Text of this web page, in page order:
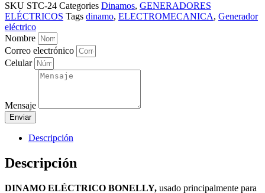
SKU STC-24 Categories Dinamos, GENERADORES
ELÉCTRICOS Tags dinamo, ELECTROMECANICA, Generador
eléctrico
Nombre
Correo electrónico
Celular
Mensaje
Enviar
Descripción
Descripción
DINAMO ELÉCTRICO BONELLY, usado principalmente para